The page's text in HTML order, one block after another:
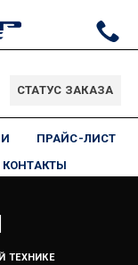
СТАТУС ЗАКАЗА
ПРАЙС-ЛИСТ
КОНТАКТЫ
ТЕХНИКЕ